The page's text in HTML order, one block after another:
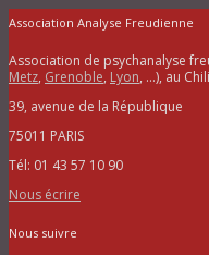
Association Analyse Freudienne
Association de psychanalyse
Metz, Grenoble, Lyon, …), au
39, avenue de la République
75011 PARIS
Tél: 01 43 57 10 90
Nous écrire
Nous suivre